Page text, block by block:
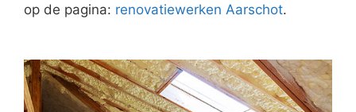
op de pagina: renovatiewerken Aarschot.